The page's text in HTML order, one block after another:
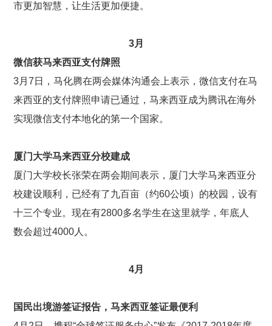
市更加智慧，让生活更加便捷。
3月
微信获马来西亚支付牌照
3月7日，马化腾在两会媒体沟通会上表示，微信支付在马
来西亚的支付牌照申请已通过，马来西亚成为腾讯在海外
实现微信支付本地化的第一个国家。
厦门大学马来西亚分校建成
厦门大学校长张荣在两会期间表示，厦门大学马来西亚分
校建设顺利，已经有了九百亩（约60公顷）的校园，设有
十三个专业。现在有2800多名学生在这里就学，年底人
数会超过4000人。
4月
国民出境游签证报告，马来西亚签证最便利